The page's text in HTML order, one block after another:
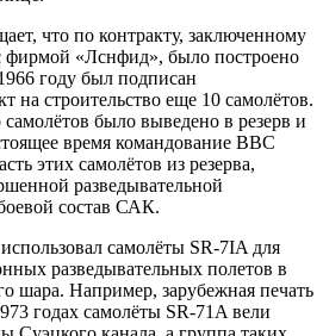
что по контракту, заключенному
«Лснфид», было построено
году был подписан
на строительство еще 10 самолётов.
было выведено в резерв и
время командование ВВС
этих самолётов из резерва,
разведывательной
состав САК.
самолёты SR-7IA для
разведывательных полетов в
шара. Например, зарубежная печать
годах самолёты SR-71A вели